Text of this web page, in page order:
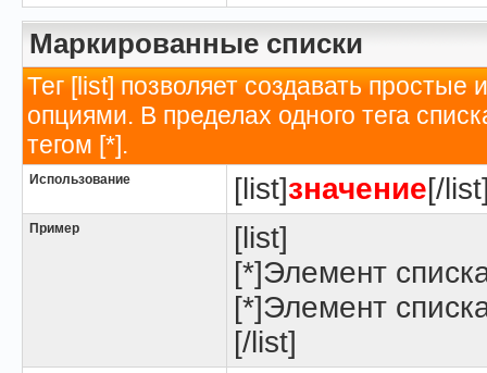
Маркированные списки
Тег [list] позволяет создавать
опциями. В пределах одного тега
тегом [*].
Использование [list]значение[/
Пример
[list]
[*]Элемент
[*]Элемент
[/list]